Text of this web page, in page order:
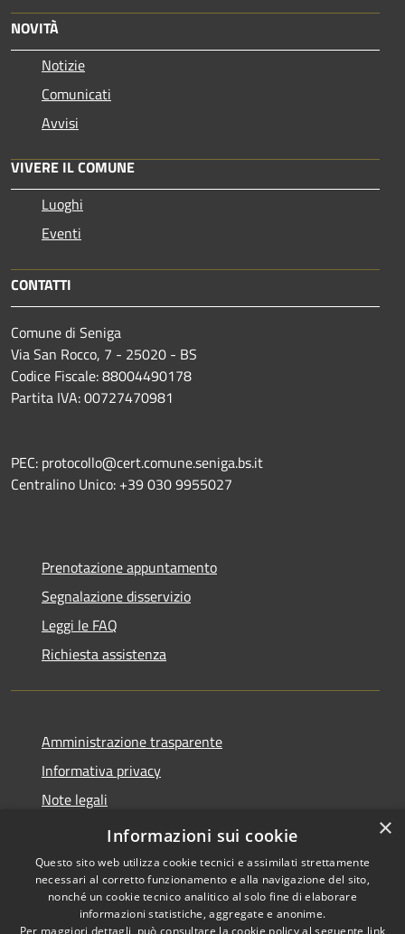
NOVITÀ
Notizie
Comunicati
Avvisi
VIVERE IL COMUNE
Luoghi
Eventi
CONTATTI
Comune di Seniga
Via San Rocco, 7 - 25020 - BS
Codice Fiscale: 88004490178
Partita IVA: 00727470981
PEC: protocollo@cert.comune.seniga.bs.it
Centralino Unico: +39 030 9955027
Prenotazione appuntamento
Segnalazione disservizio
Leggi le FAQ
Richiesta assistenza
Amministrazione trasparente
Informativa privacy
Note legali
Dichiarazione di accessibilità
Copyright © 2026 • Comune di
×
Informazioni sui cookie
Questo sito web utilizza cookie tecnici e assimilati strettamente
necessari al corretto funzionamento e alla navigazione del sito,
nonché un cookie tecnico analitico al solo fine di elaborare
informazioni statistiche, aggregate e anonime.
Per maggiori dettagli, può consultare la cookie policy al seguente link